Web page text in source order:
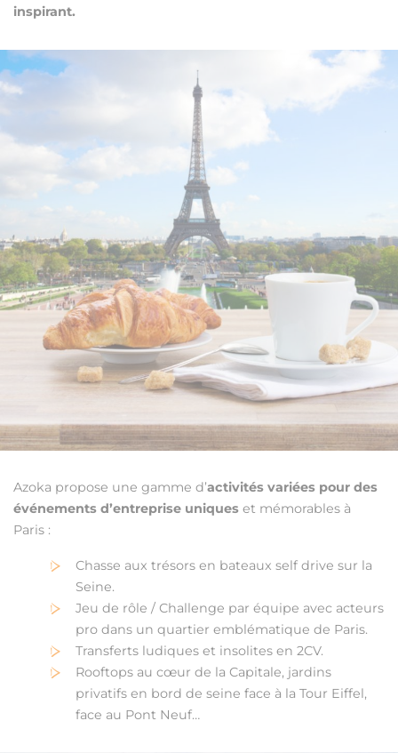
inspirant.
Azoka propose une gamme d’activités variées pour des
événements d’entreprise uniques et mémorables à
Paris :
Chasse aux trésors en bateaux self drive sur la
Seine.
Jeu de rôle / Challenge par équipe avec acteurs
pro dans un quartier emblématique de Paris.
Transferts ludiques et insolites en 2CV.
Rooftops au cœur de la Capitale, jardins
privatifs en bord de seine face à la Tour Eiffel,
face au Pont Neuf…